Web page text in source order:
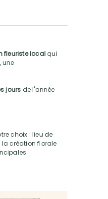
fleuriste localqui
une
jours de l'année
choix : lieu de
la création florale